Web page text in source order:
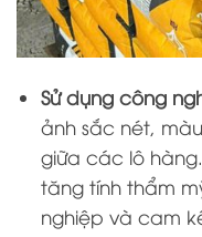
Sử dụng công
ảnh sắc nét,
giữa các lô
tăng tính thẩm
nghiệp và cam